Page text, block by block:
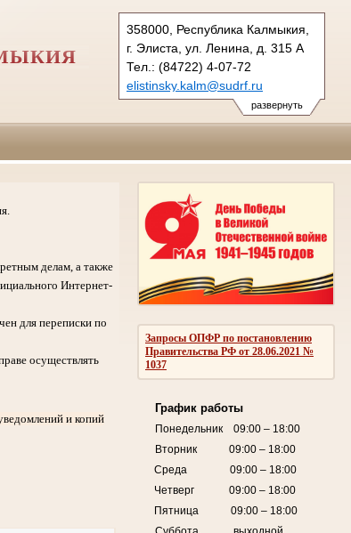
развернуть
358000, Республика Калмыкия,
г. Элиста, ул. Ленина, д. 315 А
Тел.: (84722) 4-07-72
elistinsky.kalm@sudrf.ru
Запросы ОПФР по постановлению
Правительства РФ от 28.06.2021 №
1037
График работы
Понедельник 09:00 – 18:00
Вторник 09:00 – 18:00
Среда 09:00 – 18:00
Четверг 09:00 – 18:00
Пятница 09:00 – 18:00
делам, а также
Интернет-
для переписки по
осуществлять
и копий